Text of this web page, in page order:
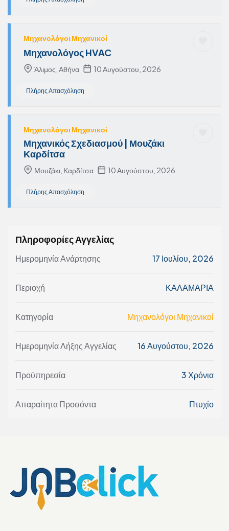
Μηχανολόγοι Μηχανικοί
Μηχανολόγος HVAC
Άλιμος, Αθήνα 10 Αυγούστου, 2026
Πλήρης Απασχόληση
Μηχανολόγοι Μηχανικοί
Μηχανικός Σχεδιασμού | Μουζάκι
Καρδίτσα
Μουζάκι, Καρδίτσα 10 Αυγούστου, 2026
Πλήρης Απασχόληση
Πληροφορίες Αγγελίας
Ημερομηνία Ανάρτησης 17 Ιουλίου, 2026
Περιοχή ΚΑΛΑΜΑΡΙΑ
Κατηγορία Μηχανολόγοι Μηχανικοί
Ημερομηνία Λήξης Αγγελίας 16 Αυγούστου, 2026
Προϋπηρεσία 3 Χρόνια
Απαραίτητα Προσόντα Πτυχίο